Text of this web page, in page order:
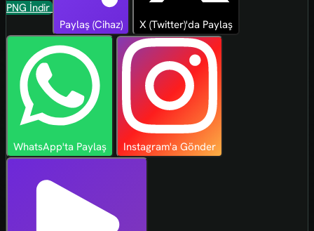
PNG İndir
Paylaş (Cihaz)
X (Twitter)'da Paylaş
WhatsApp'ta Paylaş Instagram'a Gönder